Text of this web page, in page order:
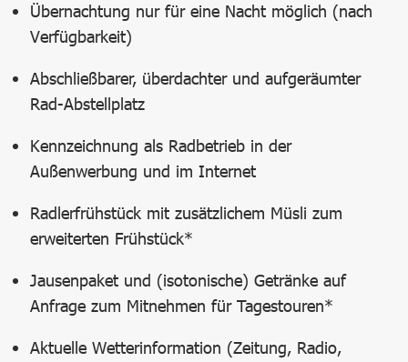
Übernachtung nur für eine Nacht möglich (nach
Verfügbarkeit)
Abschließbarer, überdachter und aufgeräumter
Rad-Abstellplatz
Kennzeichnung als Radbetrieb in der
Außenwerbung und im Internet
Radlerfrühstück mit zusätzlichem Müsli zum
erweiterten Frühstück*
Jausenpaket und (isotonische) Getränke auf
Anfrage zum Mitnehmen für Tagestouren*
Aktuelle Wetterinformation (Zeitung, Radio,